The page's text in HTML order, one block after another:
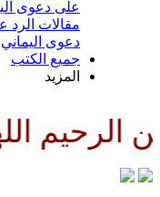
دعوى اليماني كتب
الرد على دعوى
كن